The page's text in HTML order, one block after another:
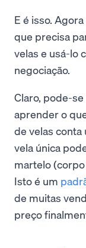
E é isso.
que precisa
velas e usá-lo
negociação.
Claro, pode-
aprender o
de velas conta
vela única
martelo
Isto é um
de muitas
preço